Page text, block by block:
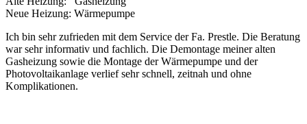
Neue Heizung: Wärmepumpe
Ich bin sehr zufrieden mit dem Service der Fa. Prestle. Die Beratung
war sehr informativ und fachlich. Die Demontage meiner alten
Gasheizung sowie die Montage der Wärmepumpe und der
Photovoltaikanlage verlief sehr schnell, zeitnah und ohne
Komplikationen.